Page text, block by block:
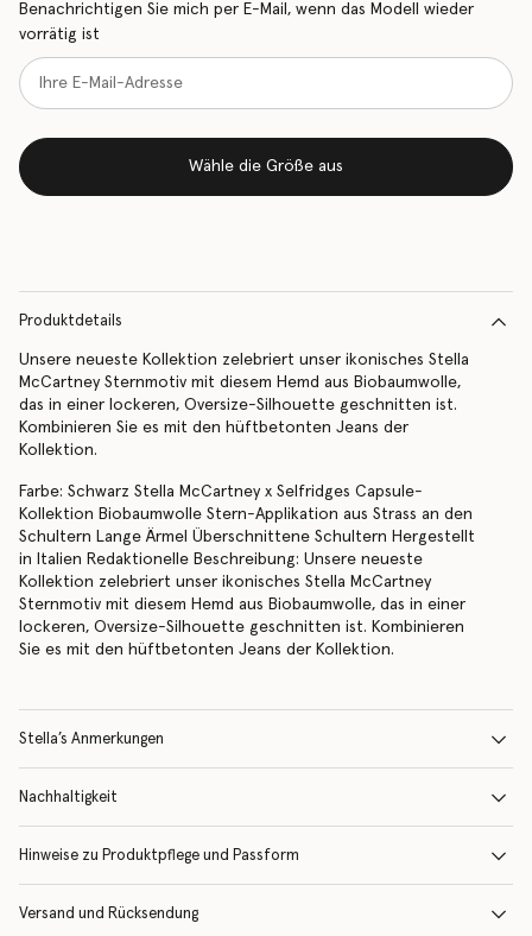
Benachrichtigen Sie mich per E-Mail, wenn das Modell wieder
vorrätig ist
Wähle die Größe aus
Produktdetails
Unsere neueste Kollektion zelebriert unser ikonisches Stella
McCartney Sternmotiv mit diesem Hemd aus Biobaumwolle,
das in einer lockeren, Oversize-Silhouette geschnitten ist.
Kombinieren Sie es mit den hüftbetonten Jeans der
Kollektion.
Farbe: Schwarz Stella McCartney x Selfridges Capsule-
Kollektion Biobaumwolle Stern-Applikation aus Strass an den
Schultern Lange Ärmel Überschnittene Schultern Hergestellt
in Italien Redaktionelle Beschreibung: Unsere neueste
Kollektion zelebriert unser ikonisches Stella McCartney
Sternmotiv mit diesem Hemd aus Biobaumwolle, das in einer
lockeren, Oversize-Silhouette geschnitten ist. Kombinieren
Sie es mit den hüftbetonten Jeans der Kollektion.
Stella’s Anmerkungen
Nachhaltigkeit
Hinweise zu Produktpflege und Passform
Versand und Rücksendung